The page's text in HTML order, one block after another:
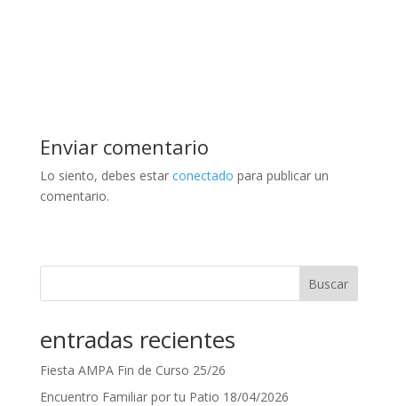
Enviar comentario
Lo siento, debes estar conectado para publicar un
comentario.
Buscar
entradas recientes
Fiesta AMPA Fin de Curso 25/26
Encuentro Familiar por tu Patio 18/04/2026